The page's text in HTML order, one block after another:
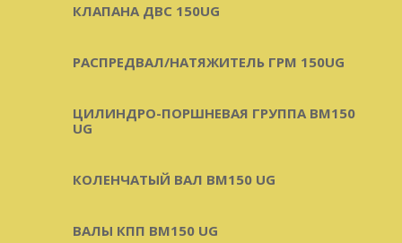
КЛАПАНА ДВС 150UG
РАСПРЕДВАЛ/НАТЯЖИТЕЛЬ ГРМ 150UG
ЦИЛИНДРО-ПОРШНЕВАЯ ГРУППА BM150
UG
КОЛЕНЧАТЫЙ ВАЛ BM150 UG
ВАЛЫ КПП BM150 UG